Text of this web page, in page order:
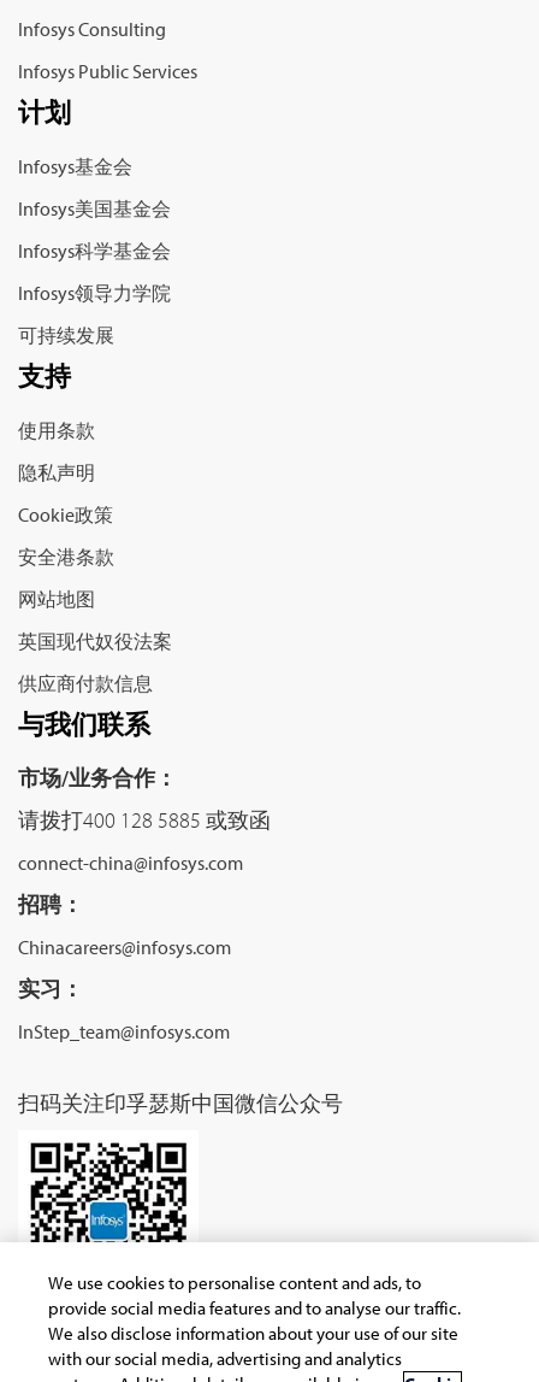
Infosys Consulting
Infosys Public Services
计划
Infosys基金会
Infosys美国基金会
Infosys科学基金会
Infosys领导力学院
可持续发展
支持
使用条款
隐私声明
Cookie政策
安全港条款
网站地图
英国现代奴役法案
供应商付款信息
与我们联系
市场/业务合作：
请拨打400 128 5885 或致函
connect-china@infosys.com
招聘：
Chinacareers@infosys.com
实习：
InStep_team@infosys.com
扫码关注印孚瑟斯中国微信公众号
We use cookies to personalise content and ads, to
provide social media features and to analyse our traffic.
We also disclose information about your use of our site
with our social media, advertising and analytics